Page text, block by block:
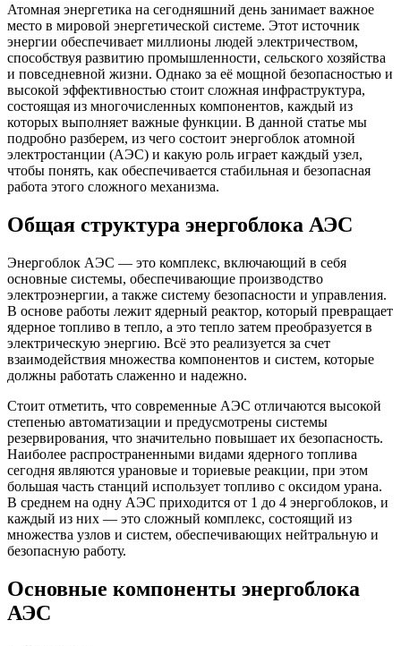
Атомная энергетика на сегодняшний день занимает важное
место в мировой энергетической системе. Этот источник
энергии обеспечивает миллионы людей электричеством,
способствуя развитию промышленности, сельского хозяйства
и повседневной жизни. Однако за её мощной безопасностью и
высокой эффективностью стоит сложная инфраструктура,
состоящая из многочисленных компонентов, каждый из
которых выполняет важные функции. В данной статье мы
подробно разберем, из чего состоит энергоблок атомной
электростанции (АЭС) и какую роль играет каждый узел,
чтобы понять, как обеспечивается стабильная и безопасная
работа этого сложного механизма.
Общая структура энергоблока АЭС
Энергоблок АЭС — это комплекс, включающий в себя
основные системы, обеспечивающие производство
электроэнергии, а также систему безопасности и управления.
В основе работы лежит ядерный реактор, который превращает
ядерное топливо в тепло, а это тепло затем преобразуется в
электрическую энергию. Всё это реализуется за счет
взаимодействия множества компонентов и систем, которые
должны работать слаженно и надежно.
Стоит отметить, что современные АЭС отличаются высокой
степенью автоматизации и предусмотрены системы
резервирования, что значительно повышает их безопасность.
Наиболее распространенными видами ядерного топлива
сегодня являются урановые и ториевые реакции, при этом
большая часть станций использует топливо с оксидом урана.
В среднем на одну АЭС приходится от 1 до 4 энергоблоков, и
каждый из них — это сложный комплекс, состоящий из
множества узлов и систем, обеспечивающих нейтральную и
безопасную работу.
Основные компоненты энергоблока
АЭС